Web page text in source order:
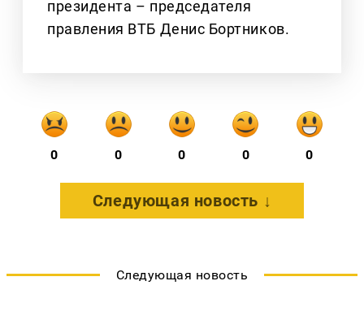
президента – председателя
правления ВТБ Денис Бортников.
0 0 0 0 0
Следующая новость ↓
Следующая новость